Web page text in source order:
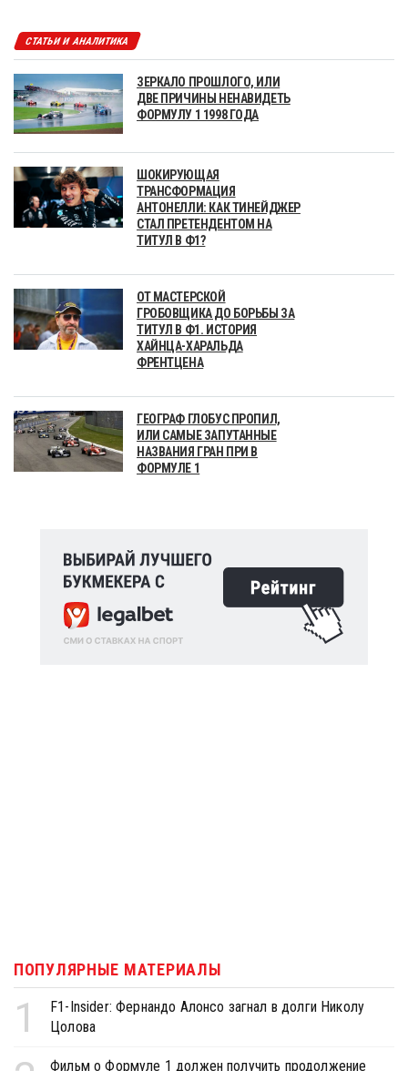
СТАТЬИ И АНАЛИТИКА
ЗЕРКАЛО ПРОШЛОГО, ИЛИ
ДВЕ ПРИЧИНЫ НЕНАВИДЕТЬ
ФОРМУЛУ 1 1998 ГОДА
ШОКИРУЮЩАЯ
ТРАНСФОРМАЦИЯ
АНТОНЕЛЛИ: КАК ТИНЕЙДЖЕР
СТАЛ ПРЕТЕНДЕНТОМ НА
ТИТУЛ В Ф1?
ОТ МАСТЕРСКОЙ
ГРОБОВЩИКА ДО БОРЬБЫ ЗА
ТИТУЛ В Ф1. ИСТОРИЯ
ХАЙНЦА-ХАРАЛЬДА
ФРЕНТЦЕНА
ГЕОГРАФ ГЛОБУС ПРОПИЛ,
ИЛИ САМЫЕ ЗАПУТАННЫЕ
НАЗВАНИЯ ГРАН ПРИ В
ФОРМУЛЕ 1
ПОПУЛЯРНЫЕ МАТЕРИАЛЫ
1
F1-Insider: Фернандо Алонсо загнал в долги Николу
Цолова
Фильм о Формуле 1 должен получить продолжение